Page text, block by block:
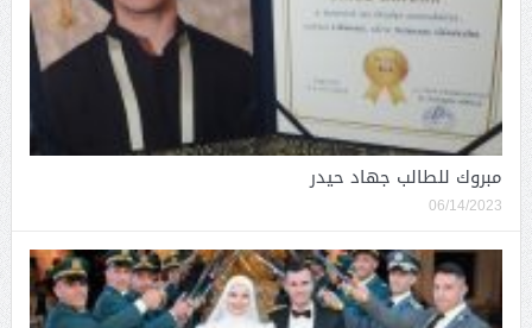
مبروك للطالب جهاد حيدر
06/14/2023